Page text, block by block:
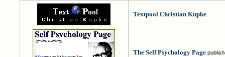
Textpool Christian Kupke
The Self Psychology Page